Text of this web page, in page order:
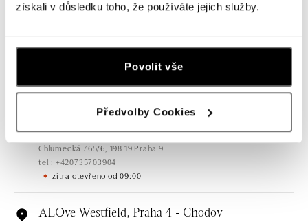
získali v důsledku toho, že používáte jejich služby.
Povolit vše
Předvolby Cookies
zítra otevřeno od 09:00
ALOve OC Olympia, Brno
U Dálnice 777, 664 42 Brno
zítra otevřeno od 09:00
ALOve Westfield Černý most, Praha 9
Chlumecká 765/6, 198 19 Praha 9
tel.: +420735703904
zítra otevřeno od 09:00
ALOve Westfield, Praha 4 - Chodov